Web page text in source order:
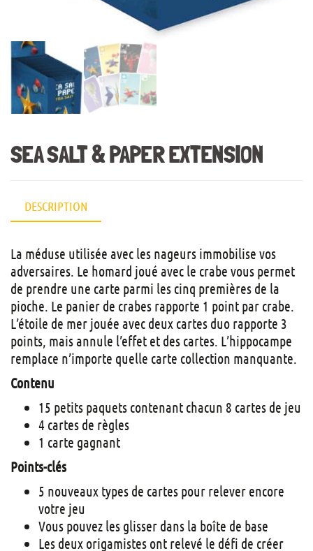
SEA SALT & PAPER EXTENSION
DESCRIPTION
La méduse utilisée avec les nageurs immobilise vos
adversaires. Le homard joué avec le crabe vous permet
de prendre une carte parmi les cinq premières de la
pioche. Le panier de crabes rapporte 1 point par crabe.
L’étoile de mer jouée avec deux cartes duo rapporte 3
points, mais annule l’effet et des cartes. L’hippocampe
remplace n’importe quelle carte collection manquante.
Contenu
15 petits paquets contenant chacun 8 cartes de jeu
4 cartes de règles
1 carte gagnant
Points-clés
5 nouveaux types de cartes pour relever encore
votre jeu
Vous pouvez les glisser dans la boîte de base
Les deux origamistes ont relevé le défi de créer